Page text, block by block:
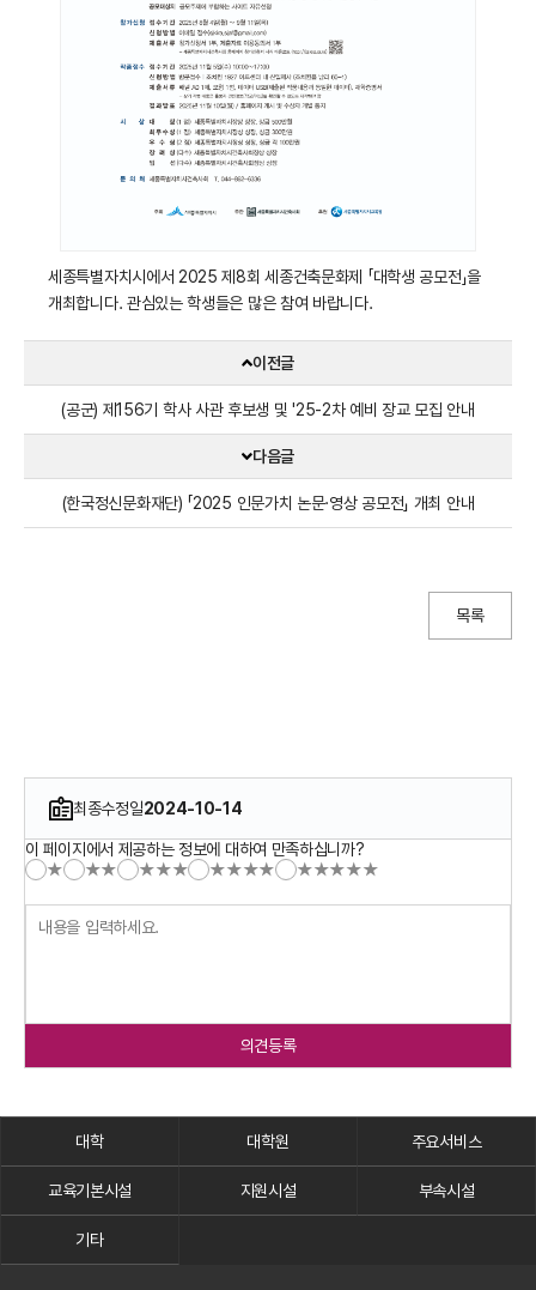
세종특별자치시에서 2025 제8회 세종건축문화제 「대학생 공모전」을
개최합니다. 관심있는 학생들은 많은 참여 바랍니다.
이전글
(공군) 제156기 학사 사관 후보생 및 '25-2차 예비 장교 모집 안내
다음글
(한국정신문화재단) 「2025 인문가치 논문·영상 공모전」 개최 안내
목록
최종수정일2024-10-14
이 페이지에서 제공하는 정보에 대하여 만족하십니까?
★
★★ ★★★ ★★★★ ★★★★★
의견등록
대학 대학원 주요서비스
교육기본시설 지원시설 부속시설
기타